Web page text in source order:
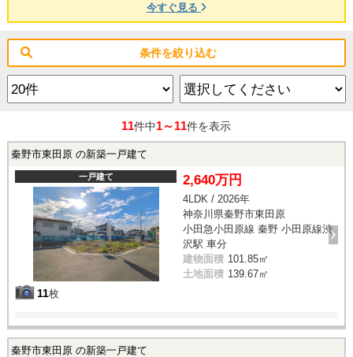
今すぐ見る
条件を絞り込む
11件中1～11件を表示
秦野市東田原 の新築一戸建て
一戸建て
11枚
2,640万円
4LDK / 2026年
神奈川県秦野市東田原
小田急小田原線 秦野 小田原線渋
沢駅 車分
建物面積 101.85㎡
土地面積 139.67㎡
秦野市東田原 の新築一戸建て